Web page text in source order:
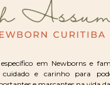
em Newborns e
e carinho para